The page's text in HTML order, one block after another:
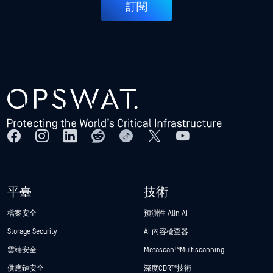
訂閱
平臺
檔案安全
Storage Security
雲端安全
供應鏈安全
技術
預測性 Alin AI
AI 內容檢查器
Metascan™ Multiscanning
深度CDR™技術